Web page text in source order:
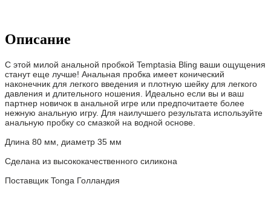
Описание
С этой милой анальной пробкой Temptasia Bling ваши ощущения
станут еще лучше! Анальная пробка имеет конический
наконечник для легкого введения и плотную шейку для легкого
давления и длительного ношения. Идеально если вы и ваш
партнер новичок в анальной игре или предпочитаете более
нежную анальную игру. Для наилучшего результата используйте
анальную пробку со смазкой на водной основе.
Длина 80 мм, диаметр 35 мм
Сделана из высококачественного силикона
Поставщик Tonga Голландия